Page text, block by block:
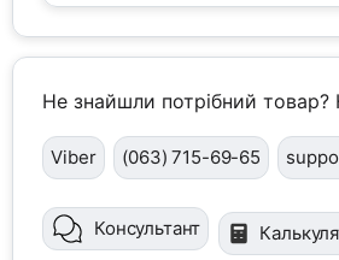
Не знайшли потрібний товар?
Viber (063) 715-69-65
Консультант